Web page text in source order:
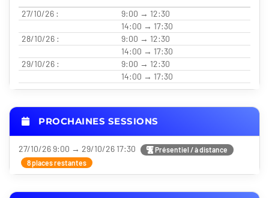
27/10/26 :
9:00 → 12:30
14:00 → 17:30
28/10/26 :
9:00 → 12:30
14:00 → 17:30
29/10/26 :
9:00 → 12:30
14:00 → 17:30
PROCHAINES SESSIONS
27/10/26 9:00 → 29/10/26 17:30
Présentiel / à distance
8 places restantes